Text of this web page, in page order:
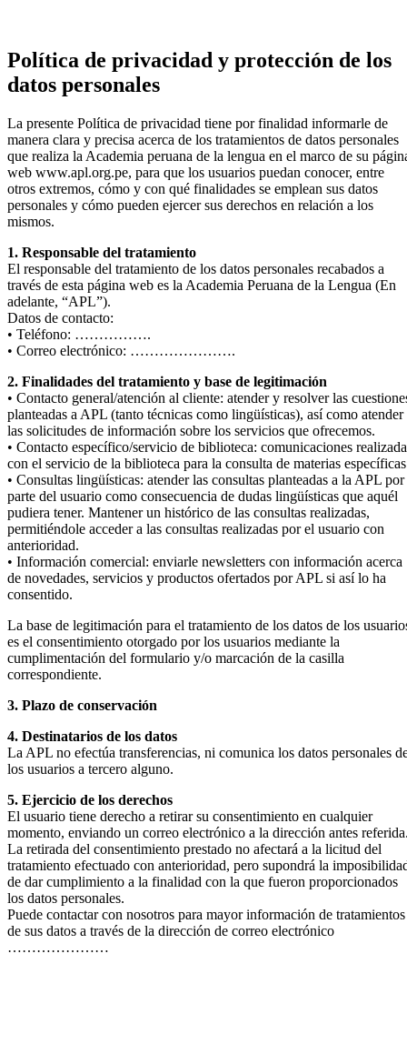
Política de privacidad y protección de los
datos personales
La presente Política de privacidad tiene por finalidad informarle de
manera clara y precisa acerca de los tratamientos de datos personales
que realiza la Academia peruana de la lengua en el marco de su
web www.apl.org.pe, para que los usuarios puedan conocer, entre
otros extremos, cómo y con qué finalidades se emplean sus datos
personales y cómo pueden ejercer sus derechos en relación a los
mismos.
1. Responsable del tratamiento
El responsable del tratamiento de los datos personales recabados a
través de esta página web es la Academia Peruana de la Lengua (En
adelante, “APL”).
Datos de contacto:
• Teléfono: …………….
• Correo electrónico: ………………….
2. Finalidades del tratamiento y base de legitimación
• Contacto general/atención al cliente: atender y resolver las
planteadas a APL (tanto técnicas como lingüísticas), así como atender
las solicitudes de información sobre los servicios que ofrecemos.
• Contacto específico/servicio de biblioteca: comunicaciones
con el servicio de la biblioteca para la consulta de materias
• Consultas lingüísticas: atender las consultas planteadas a la APL por
parte del usuario como consecuencia de dudas lingüísticas que aquél
pudiera tener. Mantener un histórico de las consultas realizadas,
permitiéndole acceder a las consultas realizadas por el usuario con
anterioridad.
• Información comercial: enviarle newsletters con información acerca
de novedades, servicios y productos ofertados por APL si así lo ha
consentido.
La base de legitimación para el tratamiento de los datos de los
es el consentimiento otorgado por los usuarios mediante la
cumplimentación del formulario y/o marcación de la casilla
correspondiente.
3. Plazo de conservación
4. Destinatarios de los datos
La APL no efectúa transferencias, ni comunica los datos personales
los usuarios a tercero alguno.
5. Ejercicio de los derechos
El usuario tiene derecho a retirar su consentimiento en cualquier
momento, enviando un correo electrónico a la dirección antes
La retirada del consentimiento prestado no afectará a la licitud del
tratamiento efectuado con anterioridad, pero supondrá la
de dar cumplimiento a la finalidad con la que fueron proporcionados
los datos personales.
Puede contactar con nosotros para mayor información de tratamientos
de sus datos a través de la dirección de correo electrónico
…………………